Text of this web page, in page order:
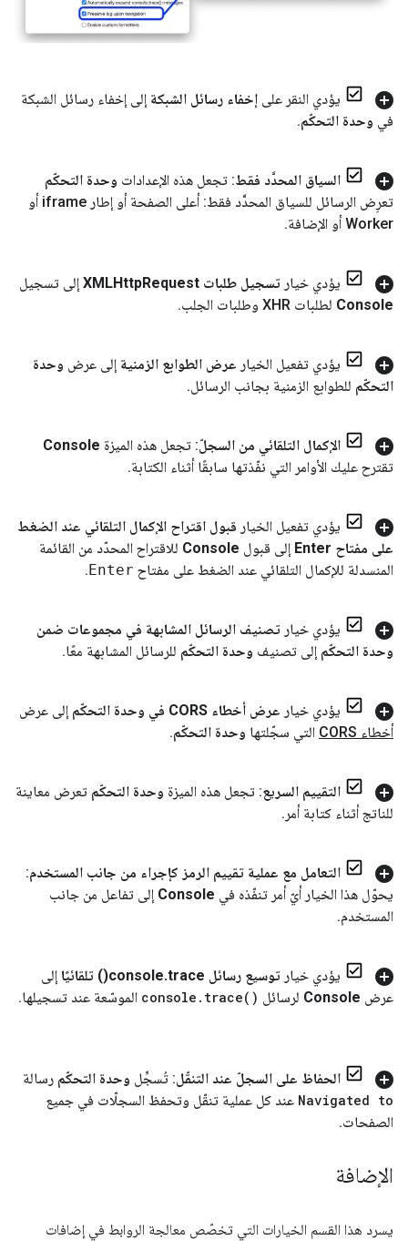
يؤدي النقر على إخفاء رسائل الشبكة إلى إخفاء رسائل الشبكة
في وحدة التحكّم.
السياق المحدَّد فقط: تجعل هذه الإعدادات وحدة التحكّم
تعرِض الرسائل للسياق المحدَّد فقط: أعلى الصفحة أو إطار iframe أو
Worker أو الإضافة
.
يؤدي خيار تسجيل طلبات XMLHttp Request
إلى تسجيل
Console لطلبات XHR وطلبات الجلب .
يؤدي تفعيل الخيار عرض الطوابع الزمنية إلى عرض وحدة
التحكّم للطوابع الزمنية بجانب الرسائل.
الإكمال التلقائي من السجلّ: تجعل هذه الميزة Console
تقترح عليك الأوامر التي نفّذتها سابقًا أثناء الكتابة.
يؤدي تفعيل الخيار قبول اقتراح الإكمال التلقائي عند الضغط
على مفتاح Enter
إلى قبول Console للاقتراح المحدّد من القائمة
المنسدلة للإكمال التلقائي عند الضغط على مفتاح Enter
.
يؤدي خيار تصنيف الرسائل المشابهة في مجموعات ضمن
وحدة التحكّم إلى تصنيف وحدة التحكّم للرسائل المشابهة معًا.
يؤدي خيار عرض أخطاء CORS في وحدة التحكّم
إلى عرض
أخطاء CORS
التي سجّلتها وحدة التحكّم.
التقييم السريع: تجعل هذه الميزة وحدة التحكّم تعرض معاينة
للناتج أثناء كتابة أمر .
التعامل مع عملية تقييم الرمز كإجراء من جانب المستخدم:
يحوّل هذا الخيار أيّ أمر تنفّذه في Console إلى تفاعل من جانب
المستخدم.
يؤدي خيار توسيع رسائل console .trace( ) تلقائيًا إلى
عرض Console لرسائل console . trace( ) الموسّعة عند تسجيلها.
الحفاظ على السجلّ عند التنقّل: تُسجِّل وحدة التحكّم رسالة
Navigated to عند كل عملية تنقّل وتحفظ السجلّات في جميع
الصفحات.
الإضافة
يسرد هذا القسم الخيارات التي تخصّص معالجة الروابط في إضافات